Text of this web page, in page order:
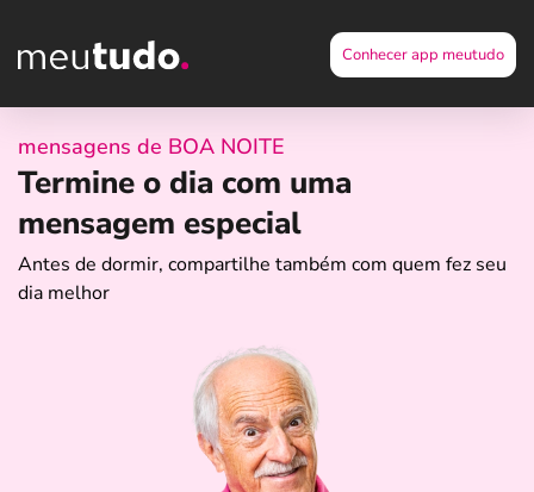
Conhecer app meutudo
mensagens de BOA NOITE
Termine o dia com uma
mensagem especial
Antes de dormir, compartilhe também com quem fez seu
dia melhor